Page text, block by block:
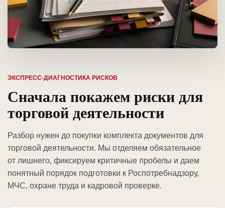
ЭКСПРЕСС-ДИАГНОСТИКА РИСКОВ
Сначала покажем риски для
торговой деятельности
Разбор нужен до покупки комплекта документов для
торговой деятельности. Мы отделяем обязательное
от лишнего, фиксируем критичные пробелы и даем
понятный порядок подготовки к Роспотребнадзору,
МЧС, охране труда и кадровой проверке.